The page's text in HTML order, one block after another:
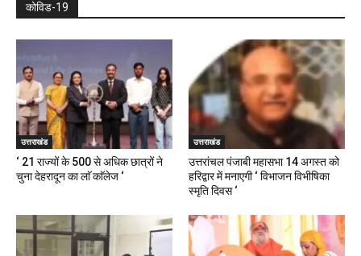
कोविड-19
उत्तराखंड
‘ 21 राज्यों के 500 से अधिक छात्रों ने
चुना देहरादून का लाॅ काॅलेज ‘
उत्तराखंड
उत्तरांचल पंजाबी महासभा 14 अगस्त को
हरिद्वार में मनाएगी ‘ विभाजन विभीषिका
स्मृति दिवस ‘